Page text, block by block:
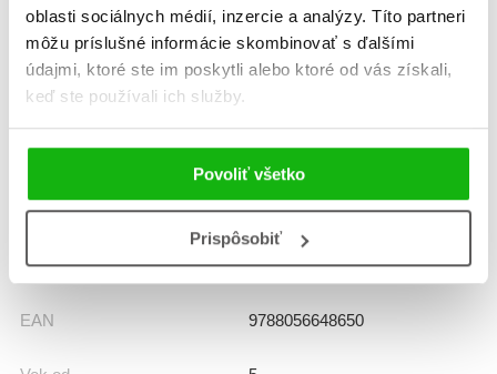
oblasti sociálnych médií, inzercie a analýzy. Títo partneri
môžu príslušné informácie skombinovať s ďalšími
údajmi, ktoré ste im poskytli alebo ktoré od vás získali,
keď ste používali ich služby.
Povoliť všetko
Prispôsobiť
Dátum vydania 27.2.2026
Formát
Jazyk slovenčina
Rady Úžasné príbehy
EAN 9788056648650